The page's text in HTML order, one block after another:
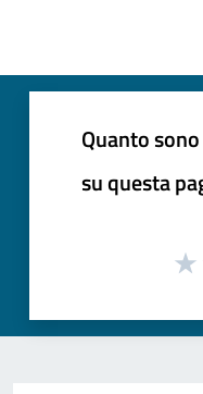
Quanto
su questa